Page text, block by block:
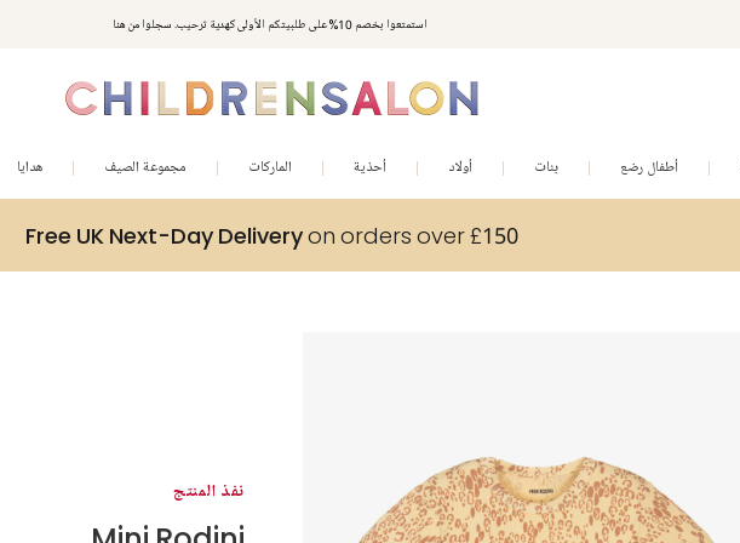
استمتعوا بخصم 10% على طلبيتكم الأولى كهدية ترحيب. سجلوا من هنا
أطفال رضع بنات أولاد أحذية الماركات مجموعة الصيف هدايا
Free UK Next-Day Deliveryon orders over £150
نفذ المنتج